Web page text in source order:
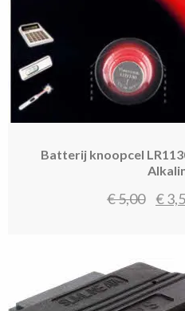
Batterij knoopcel
€5,00
€
€